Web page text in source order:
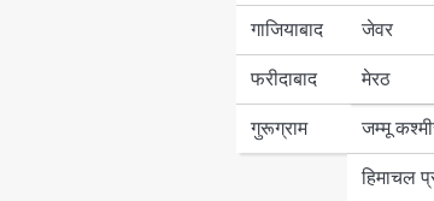
गाजियाबाद
फरीदाबाद
गुरूग्राम
जेवर
मेरठ
पंजाब
हरियाणा
जम्मू
हिमाचल